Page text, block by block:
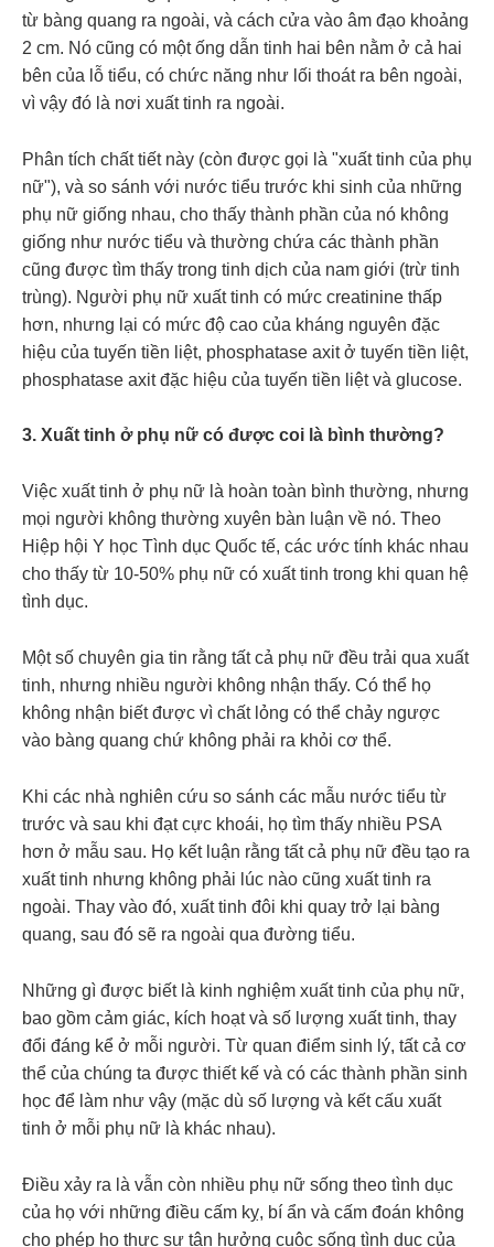
từ bàng quang ra ngoài, và cách cửa vào âm đạo khoảng
2 cm. Nó cũng có một ống dẫn tinh hai bên nằm ở cả hai
bên của lỗ tiểu, có chức năng như lối thoát ra bên ngoài,
vì vậy đó là nơi xuất tinh ra ngoài.
Phân tích chất tiết này (còn được gọi là "xuất tinh của phụ
nữ"), và so sánh với nước tiểu trước khi sinh của những
phụ nữ giống nhau, cho thấy thành phần của nó không
giống như nước tiểu và thường chứa các thành phần
cũng được tìm thấy trong tinh dịch của nam giới (trừ tinh
trùng). Người phụ nữ xuất tinh có mức creatinine thấp
hơn, nhưng lại có mức độ cao của kháng nguyên đặc
hiệu của tuyến tiền liệt, phosphatase axit ở tuyến tiền liệt,
phosphatase axit đặc hiệu của tuyến tiền liệt và glucose.
3. Xuất tinh ở phụ nữ có được coi là bình thường?
Việc xuất tinh ở phụ nữ là hoàn toàn bình thường, nhưng
mọi người không thường xuyên bàn luận về nó. Theo
Hiệp hội Y học Tình dục Quốc tế, các ước tính khác nhau
cho thấy từ 10-50% phụ nữ có xuất tinh trong khi quan hệ
tình dục.
Một số chuyên gia tin rằng tất cả phụ nữ đều trải qua xuất
tinh, nhưng nhiều người không nhận thấy. Có thể họ
không nhận biết được vì chất lỏng có thể chảy ngược
vào bàng quang chứ không phải ra khỏi cơ thể.
Khi các nhà nghiên cứu so sánh các mẫu nước tiểu từ
trước và sau khi đạt cực khoái, họ tìm thấy nhiều PSA
hơn ở mẫu sau. Họ kết luận rằng tất cả phụ nữ đều tạo ra
xuất tinh nhưng không phải lúc nào cũng xuất tinh ra
ngoài. Thay vào đó, xuất tinh đôi khi quay trở lại bàng
quang, sau đó sẽ ra ngoài qua đường tiểu.
Những gì được biết là kinh nghiệm xuất tinh của phụ nữ,
bao gồm cảm giác, kích hoạt và số lượng xuất tinh, thay
đổi đáng kể ở mỗi người. Từ quan điểm sinh lý, tất cả cơ
thể của chúng ta được thiết kế và có các thành phần sinh
học để làm như vậy (mặc dù số lượng và kết cấu xuất
tinh ở mỗi phụ nữ là khác nhau).
Điều xảy ra là vẫn còn nhiều phụ nữ sống theo tình dục
của họ với những điều cấm kỵ, bí ẩn và cấm đoán không
cho phép họ thực sự tận hưởng cuộc sống tình dục của